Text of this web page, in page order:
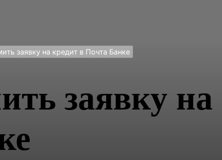
заявку на кредит в Почта Банке
заявку на